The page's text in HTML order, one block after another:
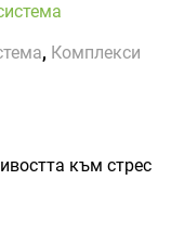
, Комплекси
към стрес